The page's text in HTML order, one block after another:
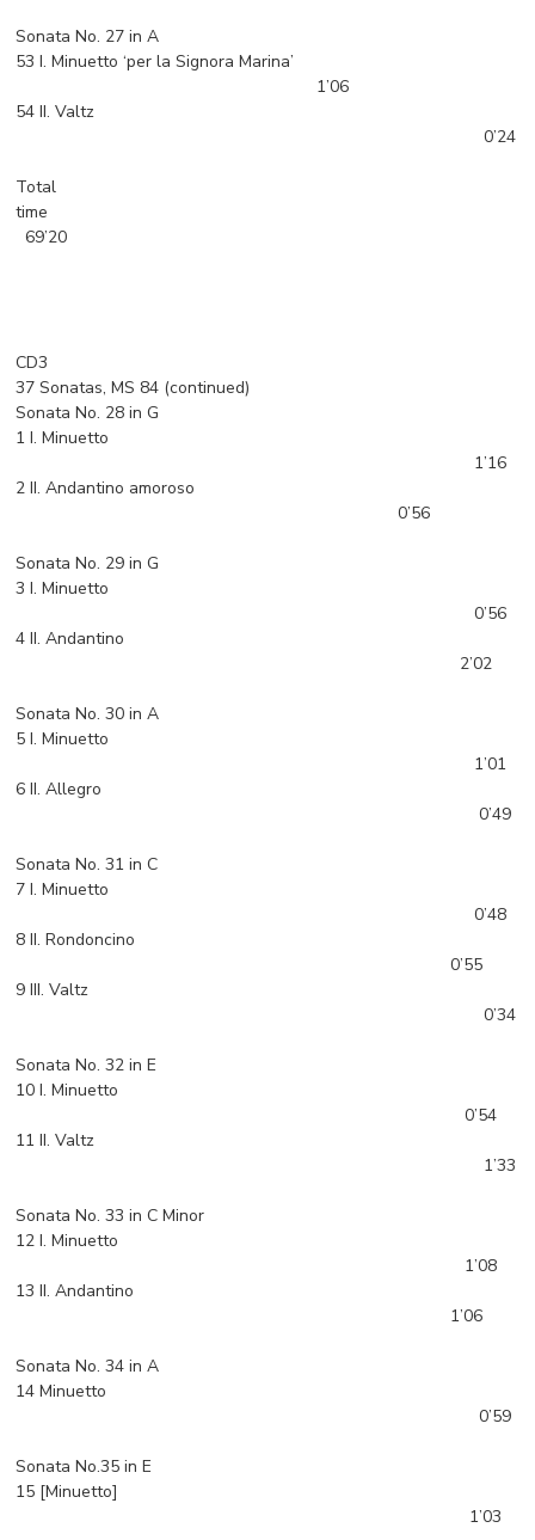
Sonata No. 27 in A
53 I. Minuetto ‘per la Signora Marina’
1’06
54 II. Valtz
0’24
Total
time
69’20
CD3
37 Sonatas, MS 84 (continued)
Sonata No. 28 in G
1 I. Minuetto
1’16
2 II. Andantino amoroso
0’56
Sonata No. 29 in G
3 I. Minuetto
0’56
4 II. Andantino
2’02
Sonata No. 30 in A
5 I. Minuetto
1’01
6 II. Allegro
0’49
Sonata No. 31 in C
7 I. Minuetto
0’48
8 II. Rondoncino
0’55
9 III. Valtz
0’34
Sonata No. 32 in E
10 I. Minuetto
0’54
11 II. Valtz
1’33
Sonata No. 33 in C Minor
12 I. Minuetto
1’08
13 II. Andantino
1’06
Sonata No. 34 in A
14 Minuetto
0’59
Sonata No.35 in E
15 [Minuetto]
1’03